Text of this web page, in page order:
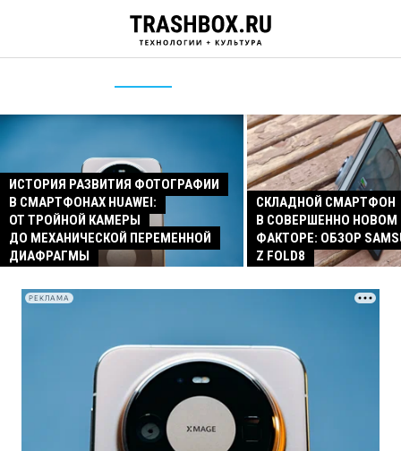
ИСТОРИЯ РАЗВИТИЯ ФОТОГРАФИИ
В СМАРТФОНАХ HUAWEI:
ОТ ТРОЙНОЙ КАМЕРЫ
ДО МЕХАНИЧЕСКОЙ ПЕРЕМЕННОЙ
ДИАФРАГМЫ
СКЛАДНОЙ СМАРТФОН
В СОВЕРШЕННО
ФАКТОРЕ: ОБЗОР
Z FOLD8
РЕКЛАМА